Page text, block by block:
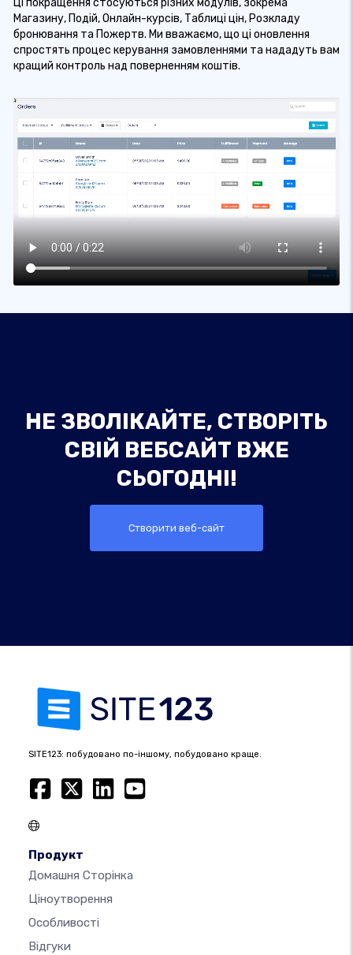
Ці покращення стосуються різних модулів, зокрема
Магазину, Подій, Онлайн-курсів, Таблиці цін, Розкладу
бронювання та Пожертв. Ми вважаємо, що ці оновлення
спростять процес керування замовленнями та нададуть вам
кращий контроль над поверненням коштів.
НЕ ЗВОЛІКАЙТЕ, СТВОРІТЬ
СВІЙ ВЕБСАЙТ ВЖЕ
СЬОГОДНІ!
Створити веб-сайт
SITE123: побудовано по-іншому, побудовано краще.
Продукт
Домашня Сторінка
Ціноутворення
Особливості
Відгуки